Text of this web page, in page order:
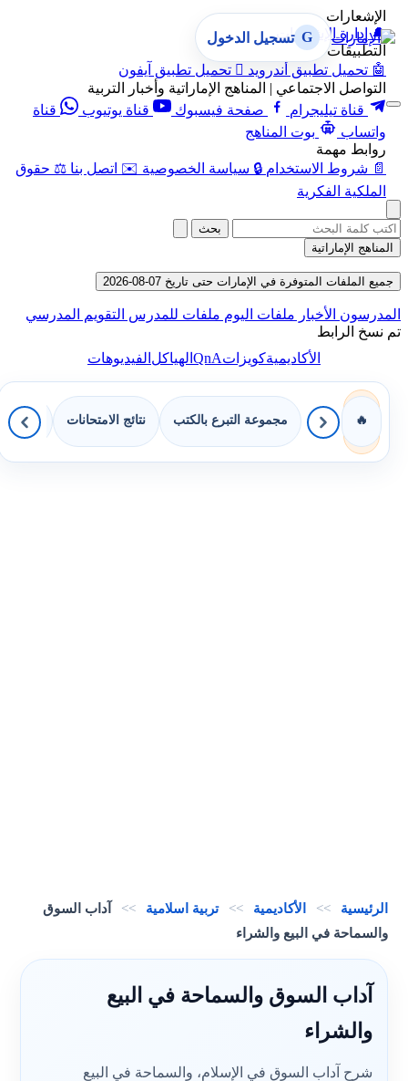
الإشعارات
🔔 إدارة الإشعارات
التطبيقات
🤖 تحميل تطبيق أندرويد  تحميل تطبيق آيفون
التواصل الاجتماعي | المناهج الإماراتية وأخبار التربية
قناة تيليجرام
صفحة فيسبوك قناة يوتيوب
قناة
واتساب
بوت المناهج
روابط مهمة
📄 شروط الاستخدام 🔒 سياسة الخصوصية ✉️ اتصل بنا ⚖️ حقوق
الملكية الفكرية
G تسجيل الدخول
بحث
المناهج الإماراتية
جميع الملفات المتوفرة في الإمارات حتى تاريخ 07-08-2026
المدرسون الأخبار ملفات اليوم ملفات للمدرس التقويم المدرسي
تم نسخ الرابط
الأكاديميةكويزاتQnAالهياكلالفيديوهات
🔥 مجموعة التبرع بالكتب نتائج الامتحانات
الرئيسية >> الأكاديمية >> تربية اسلامية >>
آداب السوق
والسماحة في البيع والشراء
آداب السوق والسماحة في البيع
والشراء
شرح آداب السوق في الإسلام، والسماحة في البيع